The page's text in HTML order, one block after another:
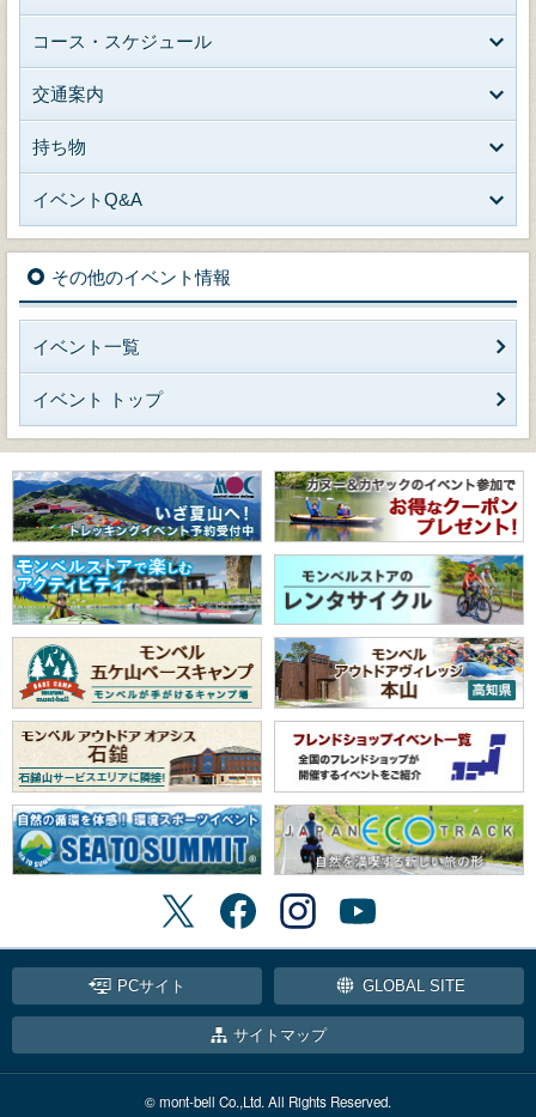
コース・スケジュール
交通案内
持ち物
イベントQ&A
その他のイベント情報
イベント一覧
イベント トップ
PCサイト GLOBAL SITE
サイトマップ
© mont-bell Co.,Ltd. All Rights Reserved.